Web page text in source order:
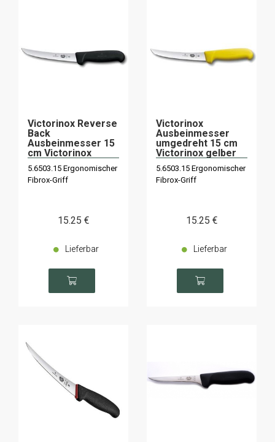
Victorinox Reverse
Back
Ausbeinmesser 15
cm Victorinox
5.6503.15 Ergonomischer
Fibrox-Griff
15.25 €
Lieferbar
Victorinox
Ausbeinmesser
umgedreht 15 cm
Victorinox gelber
5.6503.15 Ergonomischer
Fibrox-Griff
15.25 €
Lieferbar